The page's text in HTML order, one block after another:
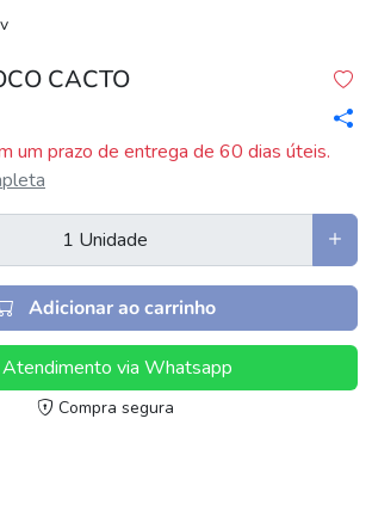
CACTO
um prazo de entrega de 60 dias úteis.
Adicionar ao carrinho
Atendimento via Whatsapp
Compra segura